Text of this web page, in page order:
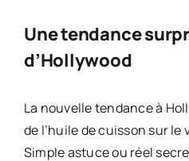
Une tendance
d’Hollywood
La nouvelle tendance à
de l’huile de cuisson sur le
Simple astuce ou réel